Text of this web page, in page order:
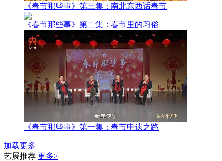
《春节那些事》第三集：南北东西话春节
《春节那些事》第二集：春节里的习俗
《春节那些事》第一集：春节申遗之路
加载更多
艺展推荐 更多>